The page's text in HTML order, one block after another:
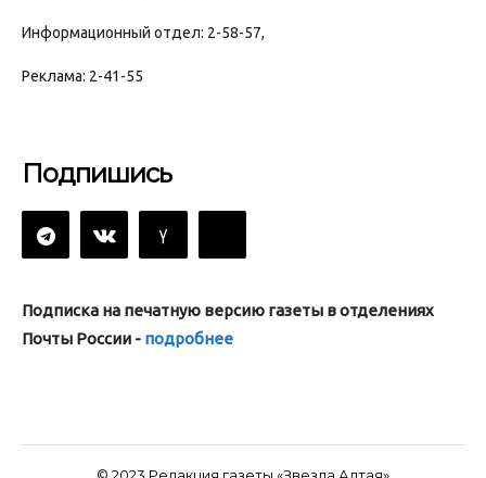
Информационный отдел: 2-58-57,
Реклама: 2-41-55
Подпишись
Подписка на печатную версию газеты в отделениях
Почты России - подробнее